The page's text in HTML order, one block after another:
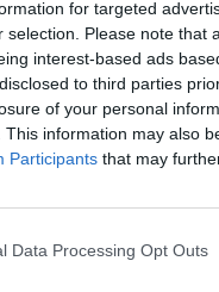
for targeted
selection. Please note that
interest-based ads
to third parties
of your personal
This information may also
Participants that may
Data Processing Opt Outs
ανάπτυξη,
η δεύτερη
η Ελλάδα
πληθωρισμού
που
μέσο όρο,